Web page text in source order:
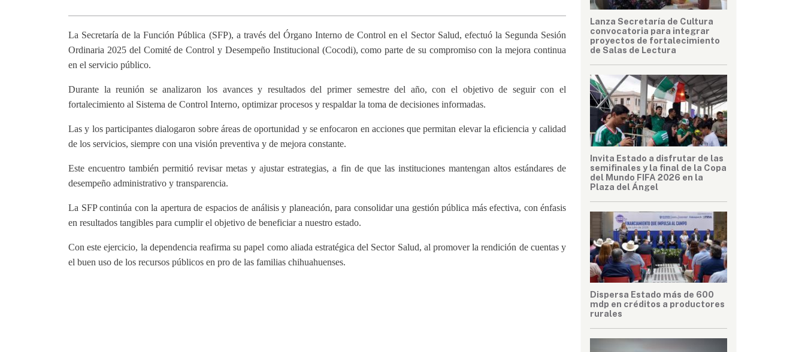
La Secretaría de la Función Pública (SFP), a través del Órgano Interno de Control en el Sector Salud, efectuó la Segunda Sesión
Ordinaria 2025 del Comité de Control y Desempeño Institucional (Cocodi), como parte de su compromiso con la mejora continua
en el servicio público.
Durante la reunión se analizaron los avances y resultados del primer semestre del año, con el objetivo de seguir con el
fortalecimiento al Sistema de Control Interno, optimizar procesos y respaldar la toma de decisiones informadas.
Las y los participantes dialogaron sobre áreas de oportunidad y se enfocaron en acciones que permitan elevar la eficiencia y calidad
de los servicios, siempre con una visión preventiva y de mejora constante.
Este encuentro también permitió revisar metas y ajustar estrategias, a fin de que las instituciones mantengan altos estándares de
desempeño administrativo y transparencia.
La SFP continúa con la apertura de espacios de análisis y planeación, para consolidar una gestión pública más efectiva, con énfasis
en resultados tangibles para cumplir el objetivo de beneficiar a nuestro estado.
Con este ejercicio, la dependencia reafirma su papel como aliada estratégica del Sector Salud, al promover la rendición de cuentas y
el buen uso de los recursos públicos en pro de las familias chihuahuenses.
Lanza Secretaría de Cultura
convocatoria para integrar
proyectos de fortalecimiento
de Salas de Lectura
Invita Estado a disfrutar de las
semifinales y la final de la Copa
del Mundo FIFA 2026 en la
Plaza del Ángel
Dispersa Estado más de 600
mdp en créditos a productores
rurales